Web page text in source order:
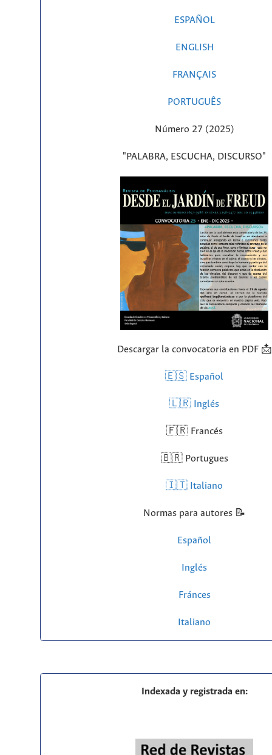
ESPAÑOL
ENGLISH
FRANÇAIS
PORTUGUÊS
Número 27 (2025)
"PALABRA, ESCUCHA, DISCURSO"
Descargar la convocatoria en PDF 📩
🇪🇸 Español
🇱🇷 Inglés
🇫🇷 Francés
🇧🇷 Portugues
🇮🇹 Italiano
Normas para autores 📝
Español
Inglés
Fránces
Italiano
Indexada y registrada en: